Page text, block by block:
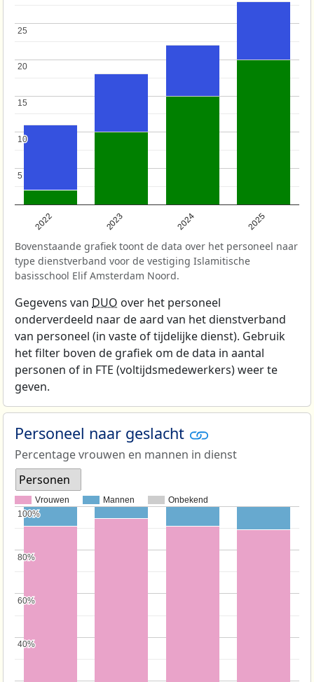
2022 2023 2024 2025
5
5
10
10
15
15
20
20
25
25
Bovenstaande grafiek toont de data over het personeel naar
type dienstverband voor de vestiging Islamitische
basisschool Elif Amsterdam Noord.
Gegevens van DUO over het personeel
onderverdeeld naar de aard van het dienstverband
van personeel (in vaste of tijdelijke dienst). Gebruik
het filter boven de grafiek om de data in aantal
personen of in FTE (voltijdsmedewerkers) weer te
geven.
Personeel naar geslacht
Percentage vrouwen en mannen in dienst
Personen
Vrouwen Mannen Onbekend
40%
40%
60%
60%
80%
80%
100%
100%